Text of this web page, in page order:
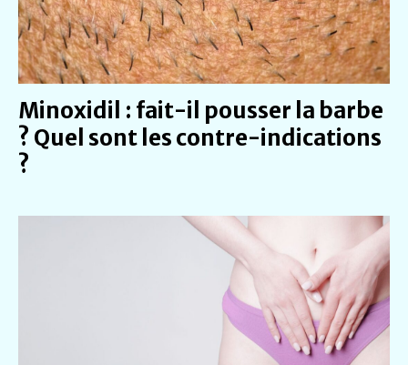
Minoxidil : fait-il pousser la barbe
? Quel sont les contre-indications
?